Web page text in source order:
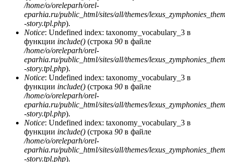
/home/o/oreleparh/orel-
eparhia.ru/public_html/sites/all/themes/
-story.tpl.php).
Notice: Undefined index: taxonomy_vocabulary_3 в
функции include() (строка 90 в файле
/home/o/oreleparh/orel-
eparhia.ru/public_html/sites/all/themes/
-story.tpl.php).
Notice: Undefined index: taxonomy_vocabulary_3 в
функции include() (строка 90 в файле
/home/o/oreleparh/orel-
eparhia.ru/public_html/sites/all/themes/
-story.tpl.php).
Notice: Undefined index: taxonomy_vocabulary_3 в
функции include() (строка 90 в файле
/home/o/oreleparh/orel-
eparhia.ru/public_html/sites/all/themes/
-story.tpl.php).